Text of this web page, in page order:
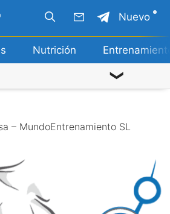
Nutrición
Nuevo
– MundoEntrenamiento SL